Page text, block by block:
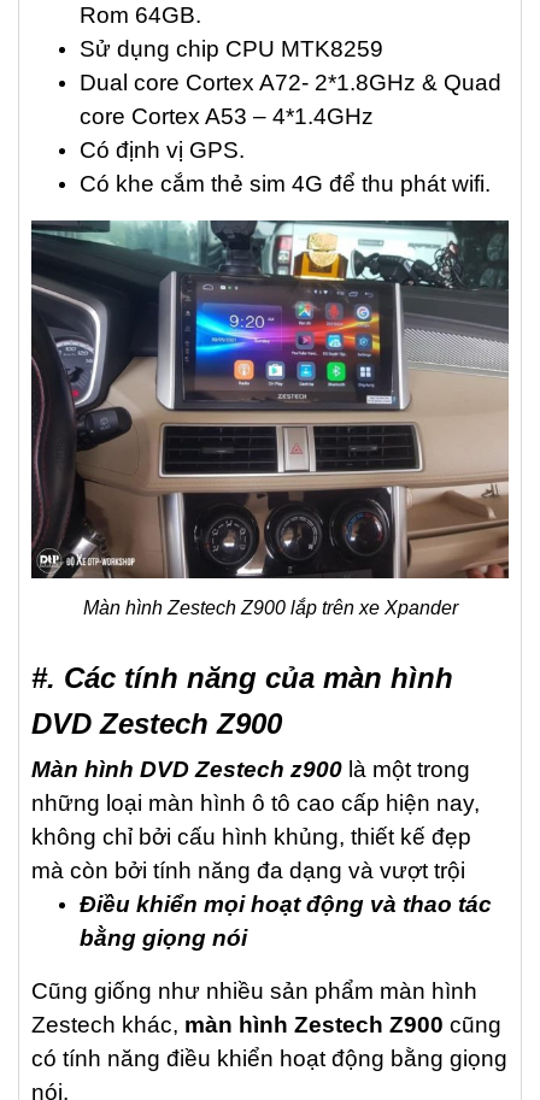
Rom 64GB.
Sử dụng chip CPU MTK8259
Dual core Cortex A72- 2*1.8GHz & Quad
core Cortex A53 – 4*1.4GHz
Có định vị GPS.
Có khe cắm thẻ sim 4G để thu phát wifi.
Màn hình Zestech Z900 lắp trên xe Xpander
#. Các tính năng của màn hình
DVD Zestech Z900
Màn hình DVD Zestech z900 là một trong
những loại màn hình ô tô cao cấp hiện nay,
không chỉ bởi cấu hình khủng, thiết kế đẹp
mà còn bởi tính năng đa dạng và vượt trội
Điều khiển mọi hoạt động và thao tác
bằng giọng nói
Cũng giống như nhiều sản phẩm màn hình
Zestech khác, màn hình Zestech Z900 cũng
có tính năng điều khiển hoạt động bằng giọng
nói.